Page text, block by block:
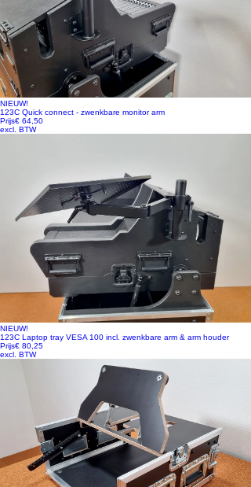
NIEUW!
123C Quick connect - zwenkbare monitor arm
Prijs€ 64,50
excl. BTW
NIEUW!
123C Laptop tray VESA 100 incl. zwenkbare arm & arm houder
Prijs€ 80,25
excl. BTW